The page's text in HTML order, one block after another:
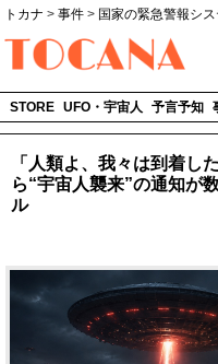
トカナ > 事件 > 国家の緊急警報シ
STORE UFO・宇宙人 予言予知
「人類よ、我々は到着し
ら“宇宙人襲来”の通知が
ル